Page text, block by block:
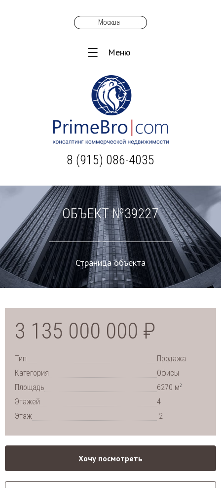
Москва
Меню
8 (915) 086-4035
ОБЪЕКТ №39227
Страница объекта
3 135 000 000 ₽
Тип
Продажа
Категория
Офисы
Площадь
6270 м2
Этажей
4
Этаж
-2
Хочу посмотреть